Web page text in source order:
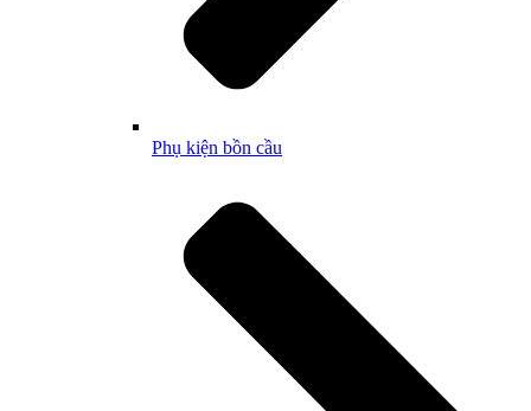
Phụ kiện bồn cầu